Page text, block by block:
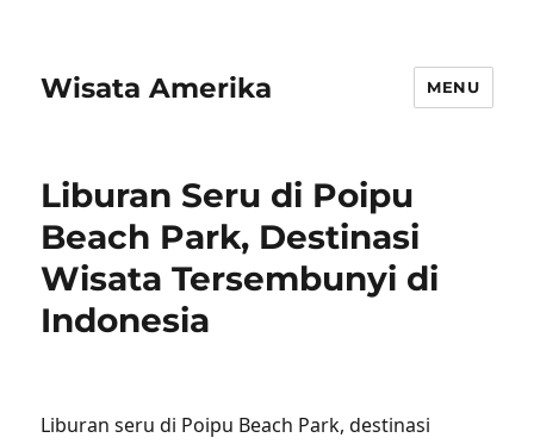
Wisata Amerika MENU
Liburan Seru di Poipu
Beach Park, Destinasi
Wisata Tersembunyi di
Indonesia
Liburan seru di Poipu Beach Park, destinasi